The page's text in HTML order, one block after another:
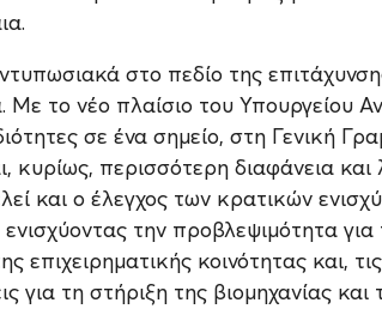
στο πεδίο της
το νέο πλαίσιο του Υπουργείου
σε ένα σημείο, στη Γενική
κυρίως, περισσότερη διαφάνεια και
και ο έλεγχος των κρατικών
την προβλεψιμότητα για
επιχειρηματικής κοινότητας και,
τη στήριξη της βιομηχανίας και